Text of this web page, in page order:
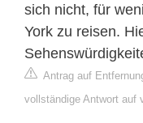
sich nicht, für
York zu reisen.
Antrag auf
vollständige Antwort auf